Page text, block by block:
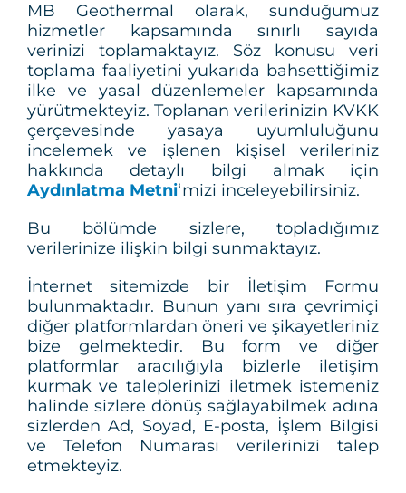
MB Geothermal olarak, sunduğumuz
hizmetler kapsamında sınırlı sayıda
verinizi toplamaktayız. Söz konusu veri
toplama faaliyetini yukarıda bahsettiğimiz
ilke ve yasal düzenlemeler kapsamında
yürütmekteyiz. Toplanan verilerinizin KVKK
çerçevesinde yasaya uyumluluğunu
incelemek ve işlenen kişisel verileriniz
hakkında detaylı bilgi almak için
Aydınlatma Metni‘mizi inceleyebilirsiniz.
Bu bölümde sizlere, topladığımız
verilerinize ilişkin bilgi sunmaktayız.
İnternet sitemizde bir İletişim Formu
bulunmaktadır. Bunun yanı sıra çevrimiçi
diğer platformlardan öneri ve şikayetleriniz
bize gelmektedir. Bu form ve diğer
platformlar aracılığıyla bizlerle iletişim
kurmak ve taleplerinizi iletmek istemeniz
halinde sizlere dönüş sağlayabilmek adına
sizlerden Ad, Soyad, E-posta, İşlem Bilgisi
ve Telefon Numarası verilerinizi talep
etmekteyiz.